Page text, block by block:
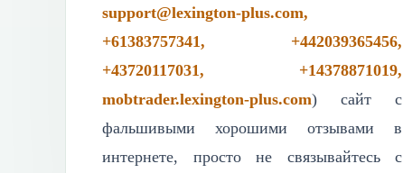
support@lexington-plus.com,
+61383757341, +442039365456,
+43720117031, +14378871019,
mobtrader.lexington-plus.com) сайт с
фальшивыми хорошими отзывами в
интернете, просто не связывайтесь с